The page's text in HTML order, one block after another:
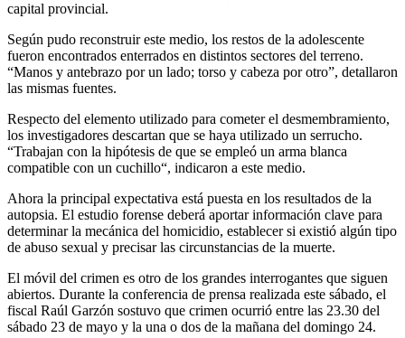
capital provincial.
Según pudo reconstruir este medio, los restos de la adolescente
fueron encontrados enterrados en distintos sectores del terreno.
“Manos y antebrazo por un lado; torso y cabeza por otro”, detallaron
las mismas fuentes.
Respecto del elemento utilizado para cometer el desmembramiento,
los investigadores descartan que se haya utilizado un serrucho.
“Trabajan con la hipótesis de que se empleó un arma blanca
compatible con un cuchillo“, indicaron a este medio.
Ahora la principal expectativa está puesta en los resultados de la
autopsia. El estudio forense deberá aportar información clave para
determinar la mecánica del homicidio, establecer si existió algún tipo
de abuso sexual y precisar las circunstancias de la muerte.
El móvil del crimen es otro de los grandes interrogantes que siguen
abiertos. Durante la conferencia de prensa realizada este sábado, el
fiscal Raúl Garzón sostuvo que crimen ocurrió entre las 23.30 del
sábado 23 de mayo y la una o dos de la mañana del domingo 24.